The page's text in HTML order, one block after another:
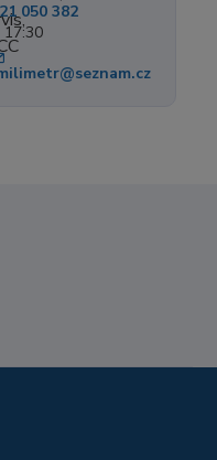
050 382
17:30